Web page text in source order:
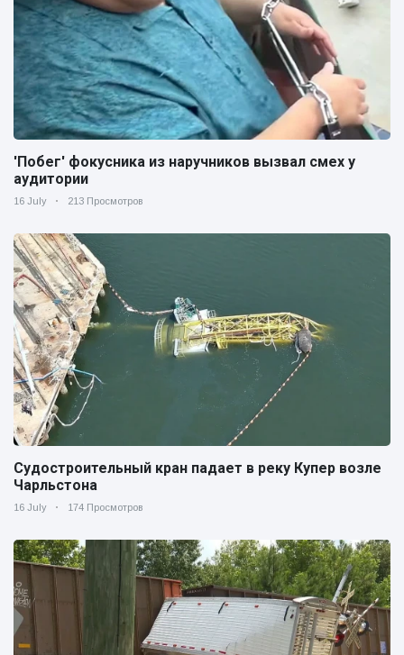
'Побег' фокусника из наручников вызвал смех у
аудитории
16 July 213 Просмотров
Судостроительный кран падает в реку Купер возле
Чарльстона
16 July 174 Просмотров